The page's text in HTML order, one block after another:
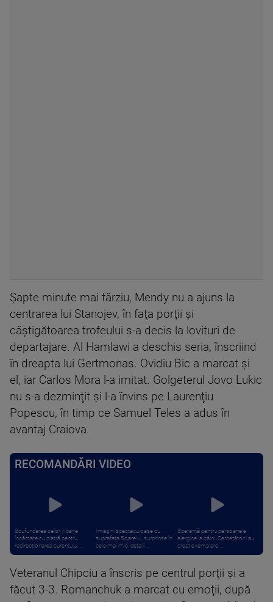
Şapte minute mai târziu, Mendy nu a ajuns la
centrarea lui Stanojev, în faţa porţii şi
câştigătoarea trofeului s-a decis la lovituri de
departajare. Al Hamlawi a deschis seria, înscriind
în dreapta lui Gertmonas. Ovidiu Bic a marcat şi
el, iar Carlos Mora l-a imitat. Golgeterul Jovo Lukic
nu s-a dezminţit şi l-a învins pe Laurenţiu
Popescu, în timp ce Samuel Teles a adus în
avantaj Craiova.
RECOMANDĂRI VIDEO
Scufundarea celor 4 barje
încărcate cu piatră pentru
redirecționarea curentului ...
Imagini spectaculoase cu
suprafața Soarelui, surprinse în
cele mai mici detalii ...
Speranță pentru persoanele
alergice la câini. Cercetătorii au
creat exemplare ...
Veteranul Chipciu a înscris pe centrul porţii şi a
făcut 3-3. Romanchuk a marcat cu emoţii, după